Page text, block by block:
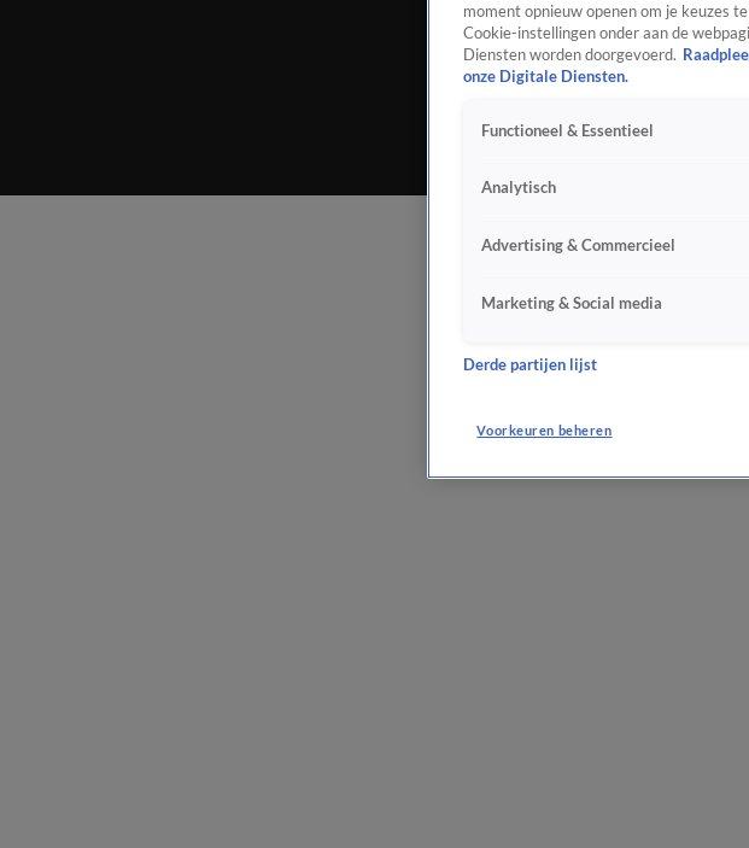
moment opnieuw openen om je keuzes
Cookie-instellingen onder aan de
Diensten worden doorgevoerd.
onze Digitale Diensten.
Functioneel & Essentieel
Analytisch
Advertising & Commercieel
Marketing & Social media
Derde partijen lijst
Voorkeuren beheren